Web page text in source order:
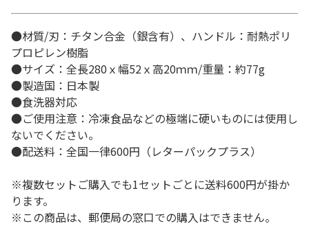
●材質/刃：チタン合金（銀含有）、ハンドル：耐熱ポリ
プロピレン樹脂
●サイズ：全長280ｘ幅52ｘ高20ｍｍ/重量：約77g
●製造国：日本製
●食洗器対応
●ご使用注意：冷凍食品などの極端に硬いものには使用し
ないでください。
●配送料：全国一律600円（レターパックプラス）
※複数セットご購入でも1セットごとに送料600円が掛か
ります。
※この商品は、郵便局の窓口での購入はできません。